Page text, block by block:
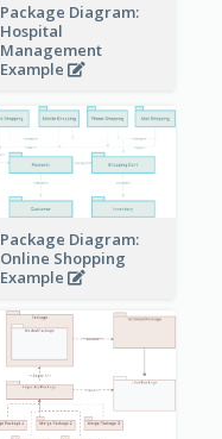
Package Diagram:
Hospital
Management
Example
Package Diagram:
Online Shopping
Example